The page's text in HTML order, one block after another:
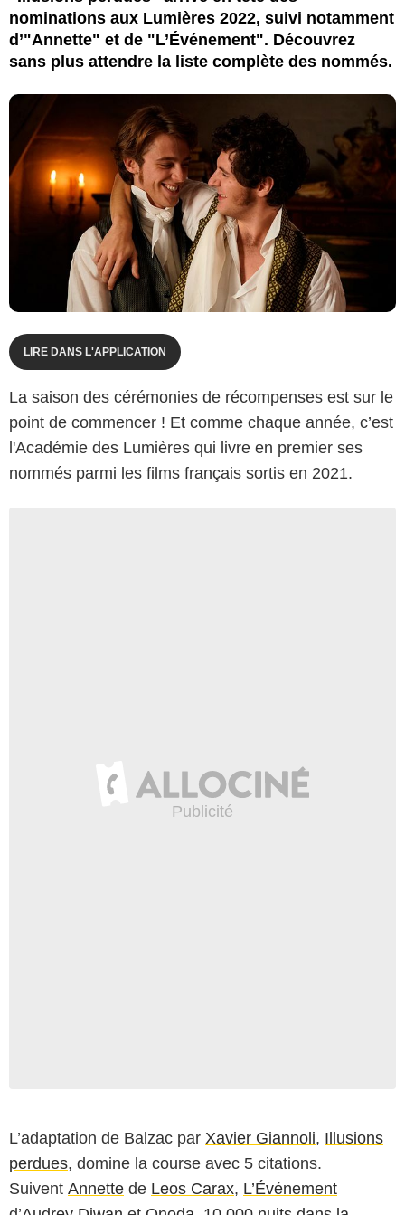
nominations aux Lumières 2022, suivi notamment
d’"Annette" et de "L’Événement". Découvrez
sans plus attendre la liste complète des nommés.
LIRE DANS L'APPLICATION
La saison des cérémonies de récompenses est sur le
point de commencer ! Et comme chaque année, c’est
l'Académie des Lumières qui livre en premier ses
nommés parmi les films français sortis en 2021.
L’adaptation de Balzac par Xavier Giannoli, Illusions
perdues, domine la course avec 5 citations.
Suivent Annette de Leos Carax, L’Événement